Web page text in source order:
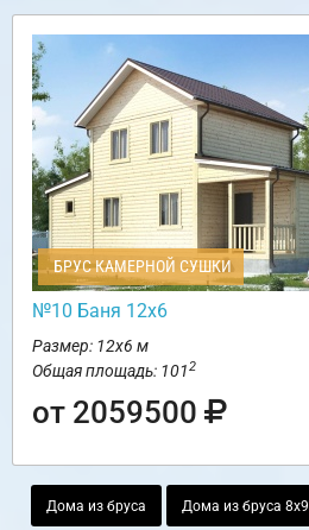
БРУС КАМЕРНОЙ СУШКИ
№10 Баня 12х6
Размер: 12х6 м
Общая площадь: 1012
от 2059500
Дома из бруса Дома из бруса 8х9